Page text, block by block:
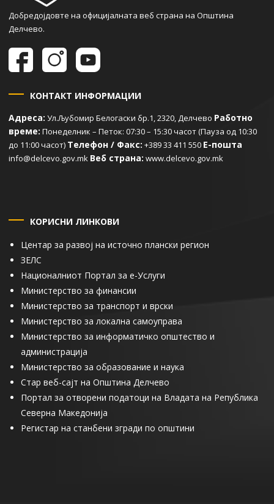
Добредојдовте на официјалната веб страна на Општина
Делчево.
КОНТАКТ ИНФОРМАЦИИ
Адреса: Ул.Љубомир Белогаски бр.1, 2320, Делчево Работно
време: Понеделник – Петок: 07:30 – 15:30 часот (Пауза од 10:30
до 11:00 часот) Телефон / Факс: +389 33 411 550 Е-пошта
info@delcevo.gov.mk Веб страна: www.delcevo.gov.mk
КОРИСНИ ЛИНКОВИ
Центар за развој на источно плански регион
ЗЕЛС
Националниот Портал за е-Услуги
Министерство за финансии
Министерство за транспорт и врски
Министерство за локална самоуправа
Министерство за информатичко општество и
администрација
Министерство за образование и наука
Стар веб-сајт на Општина Делчево
Портал за отворени податоци на Владата на Република
Северна Македонија
Регистар на станбени згради по општини